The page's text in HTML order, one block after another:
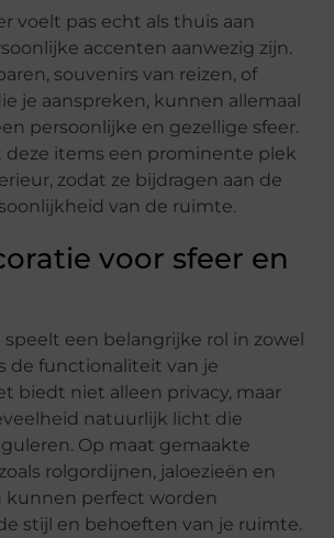
voelt pas echt als thuis aan
accenten aanwezig zijn.
souvenirs van reizen, of
je aanspreken, kunnen allemaal
persoonlijke en gezellige sfeer.
deze items een prominente plek
zodat ze bijdragen aan de
van de ruimte.
voor sfeer en
speelt een belangrijke rol in zowel
de functionaliteit van je
biedt niet alleen privacy, maar
natuurlijk licht die
Op maat gemaakte
rolgordijnen, jaloezieën en
kunnen perfect worden
stijl en behoeften van je ruimte.